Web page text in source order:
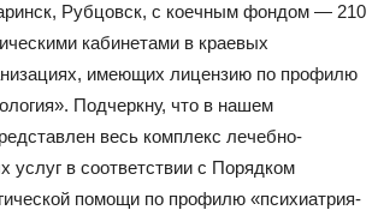
Рубцовск, с коечным фондом — 210
кабинетами в краевых
имеющих лицензию по профилю
Подчеркну, что в нашем
весь комплекс лечебно-
услуг в соответствии с Порядком
помощи по профилю «психиатрия-